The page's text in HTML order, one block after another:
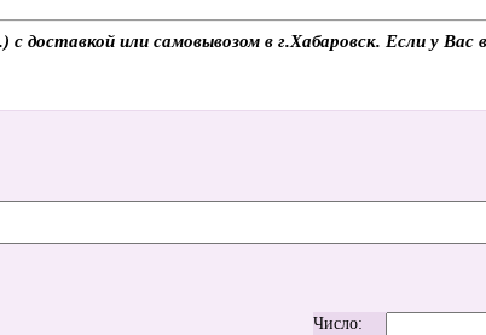
доставкой или самовывозом в г.Хабаровск. Если у
Число: